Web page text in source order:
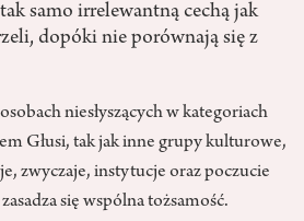
samo irrelewantną cechą jak
dopóki nie porównają się z
niesłyszących w kategoriach
Głusi, tak jak inne grupy kulturowe,
zwyczaje, instytucje oraz poczucie
się wspólna tożsamość.